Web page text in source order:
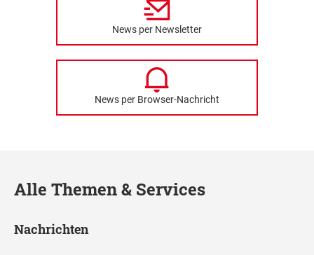
News per Newsletter
News per Browser-Nachricht
Alle Themen & Services
Nachrichten